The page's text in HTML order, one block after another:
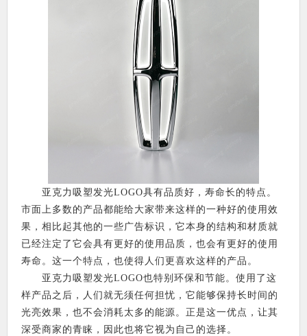
亚克力吸塑发光LOGO具有品质好，寿命长的特点。
市面上多数的产品都能给大家带来这样的一种好的使用效
果，相比起其他的一些广告标识，它本身的结构和材质就
已经注定了它会具有更好的使用品质，也会有更好的使用
寿命。这一个特点，也使得人们更喜欢这样的产品。
亚克力吸塑发光LOGO也特别环保和节能。使用了这
样产品之后，人们就无须任何担忧，它能够保持长时间的
光亮效果，也不会消耗太多的能源。正是这一优点，让其
深受商家的青睐，因此也将它视为自己的选择。